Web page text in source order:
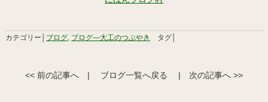
カテゴリー│ ブログ, ブログ―大工のつぶやき タグ│
<< 前の記事へ | ブログ一覧へ戻る | 次の記事へ >>